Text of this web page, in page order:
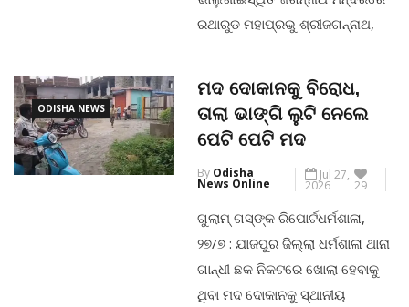
CONTINUE READING
ରଥାରୁଡ ମହାପ୍ରଭୁ ଶ୍ରୀଜଗନ୍ନାଥ,
ସୁବଦ୍ରାଙ୍କ ଆଜି ନିଳାଦ୍ରୀ ବିଜେ
ଉତ୍ସବ ଅନୁଷ୍ଠିତ ହୋଇଯାଇଛି ।ଏହି
ଅବସରରେ ବିଧି ଅନୁଯାୟୀ ମୁନସୀ
ମେଲଣ କମିଟି ଦ୍ୱାରା ପରିଚାଳିତ
ଶ୍ରୀଗୁଣ୍ଡିଚା ମନ୍ଦିରରୁ ଆସିଥିବା ମିଠା
ଲାଗିକରାଯାଇଥିଲା ।ରଥାରୁଡ
ଠାକୁରଙ୍କ ନିତିକାନ୍ତି ଓ ପୂଜାର୍ଚ୍ଚନା
ପରେ
ODISHA NEWS
ମଦ ଦୋକାନକୁ ବିରୋଧ,
ତାଲା ଭାଙ୍ଗି ଲୁଟି ନେଲେ
ପେଟି ପେଟି ମଦ
By Odisha
News Online
Jul 27,
2026 29
ଗୁଲାମ୍ ଗସ୍‌ଙ୍କ ରିପୋର୍ଟଧର୍ମଶାଳା,
୨୭/୭ : ଯାଜପୁର ଜିଲ୍ଲା ଧର୍ମଶାଳା ଥାନା
ଗାନ୍ଧୀ ଛକ ନିକଟରେ ଖୋଲା ହେବାକୁ
ଥିବା ମଦ ଦୋକାନକୁ ସ୍ଥାନୀୟ